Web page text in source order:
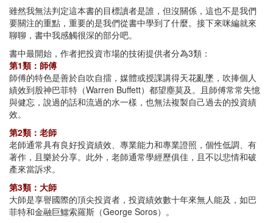
雖然我無法判定這本書的目標讀者是誰，但沒關係，這也不是我們
要關注的重點，重要的是我們從書中學到了什麼。接下來咪編就來
聊聊，書中我感觸很深的部分吧。
書中最開始，作者把投資市場的技術提供者分為3類：
第1類：師傅
師傅的特色是善於自吹自擂，媒體或授課講得天花亂墜，吹捧個人
績效到股神巴菲特（Warren Buffett）都望塵莫及。且師傅常常失憶
與健忘，說過的話和流過的水一樣，也無法複製自己過去的投資績
效。
第2類：老師
老師通常具有良好投資績效、專業能力和專業證照，個性低調、有
著作，且樂於分享。此外，老師通常學經歷俱佳，且不以悲情和破
產來當訴求。
第3類：大師
大師是享譽國際的頂尖投資者，投資績效數十年來無人能及，如巴
菲特和金融巨鱷索羅斯（George Soros）。